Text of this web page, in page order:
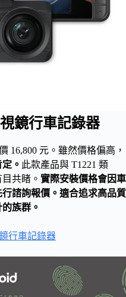
鏡行車記錄器
16,800 元。雖然價格偏高，
。 此款產品與 T1221 類
共睹。 實際安裝價格會因車
諮詢報價。適合追求高品質
族群。
行車記錄器